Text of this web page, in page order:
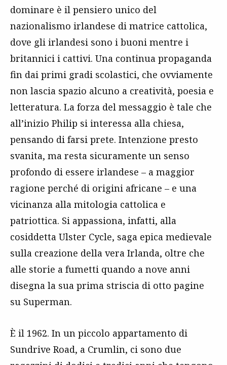
dominare è il pensiero unico del
nazionalismo irlandese di matrice cattolica,
dove gli irlandesi sono i buoni mentre i
britannici i cattivi. Una continua propaganda
fin dai primi gradi scolastici, che ovviamente
non lascia spazio alcuno a creatività, poesia e
letteratura. La forza del messaggio è tale che
all’inizio Philip si interessa alla chiesa,
pensando di farsi prete. Intenzione presto
svanita, ma resta sicuramente un senso
profondo di essere irlandese – a maggior
ragione perché di origini africane – e una
vicinanza alla mitologia cattolica e
patriottica. Si appassiona, infatti, alla
cosiddetta Ulster Cycle, saga epica medievale
sulla creazione della vera Irlanda, oltre che
alle storie a fumetti quando a nove anni
disegna la sua prima striscia di otto pagine
su Superman.
È il 1962. In un piccolo appartamento di
Sundrive Road, a Crumlin, ci sono due